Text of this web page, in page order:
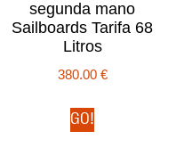
segunda mano
Sailboards Tarifa 68
Litros
380.00 €
GO!